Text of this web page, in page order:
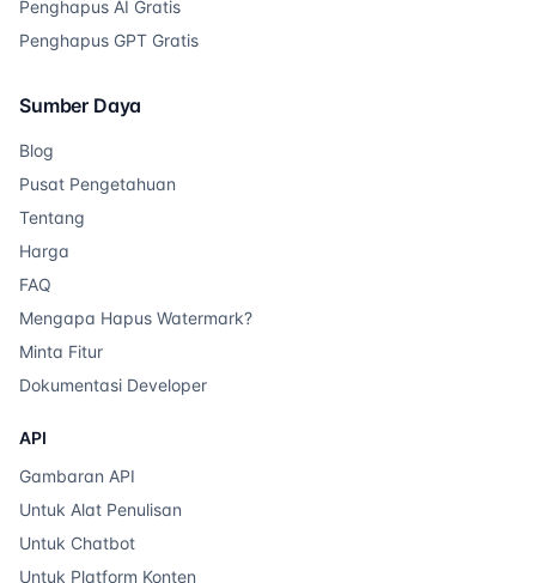
Penghapus AI Gratis
Penghapus GPT Gratis
Sumber Daya
Blog
Pusat Pengetahuan
Tentang
Harga
FAQ
Mengapa Hapus Watermark?
Minta Fitur
Dokumentasi Developer
API
Gambaran API
Untuk Alat Penulisan
Untuk Chatbot
Untuk Platform Konten